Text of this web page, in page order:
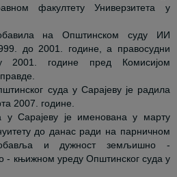
факултету Универзитета у
на Општинском суду ИИ
до 2001. године, а правосудни
2001. године пред Комисијом
суда у Сарајеву је радила
2007. године.
у Сарајеву је именована у марту
до данас ради на парничном
и дужност земљишно -
књижном уреду Општинског суда у